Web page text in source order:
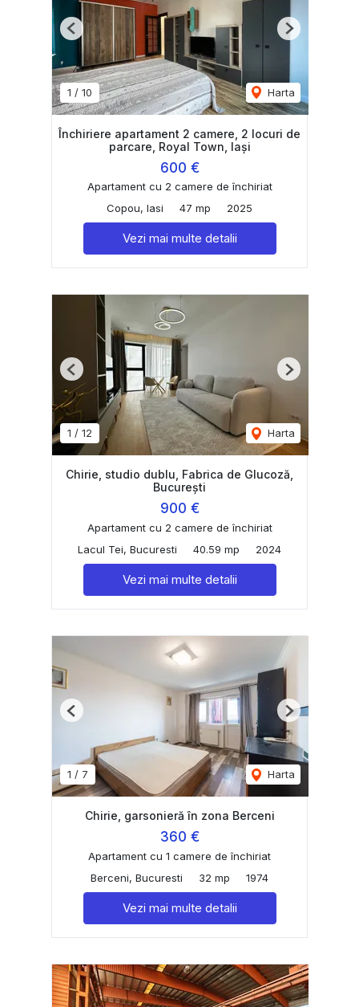
1 / 10 Harta
Previous Next
Închiriere apartament 2 camere, 2 locuri de
parcare, Royal Town, Iași
600 €
Apartament cu 2 camere de închiriat
Copou, Iasi
47 mp 2025
Vezi mai multe detalii
1 / 12 Harta
Previous Next
Chirie, studio dublu, Fabrica de Glucoză,
București
900 €
Apartament cu 2 camere de închiriat
Lacul Tei, Bucuresti
40.59 mp 2024
Vezi mai multe detalii
1 / 7 Harta
Previous Next
Chirie, garsonieră în zona Berceni
360 €
Apartament cu 1 camere de închiriat
Berceni, Bucuresti
32 mp 1974
Vezi mai multe detalii